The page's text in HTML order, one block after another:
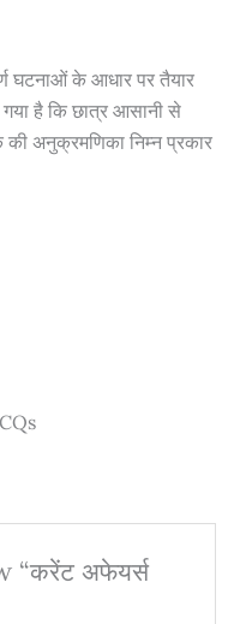
घटनाओं के आधार पर तैयार
है कि छात्र आसानी से
अनुक्रमणिका निम्न प्रकार
अफेयर्स